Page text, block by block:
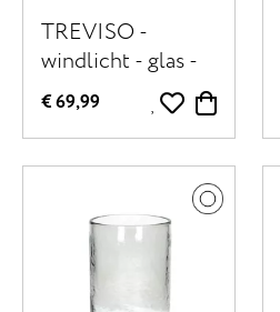
TREVISO -
windlicht - glas -
DIA 18 x H 25,5
cm - wit
€ 69,99